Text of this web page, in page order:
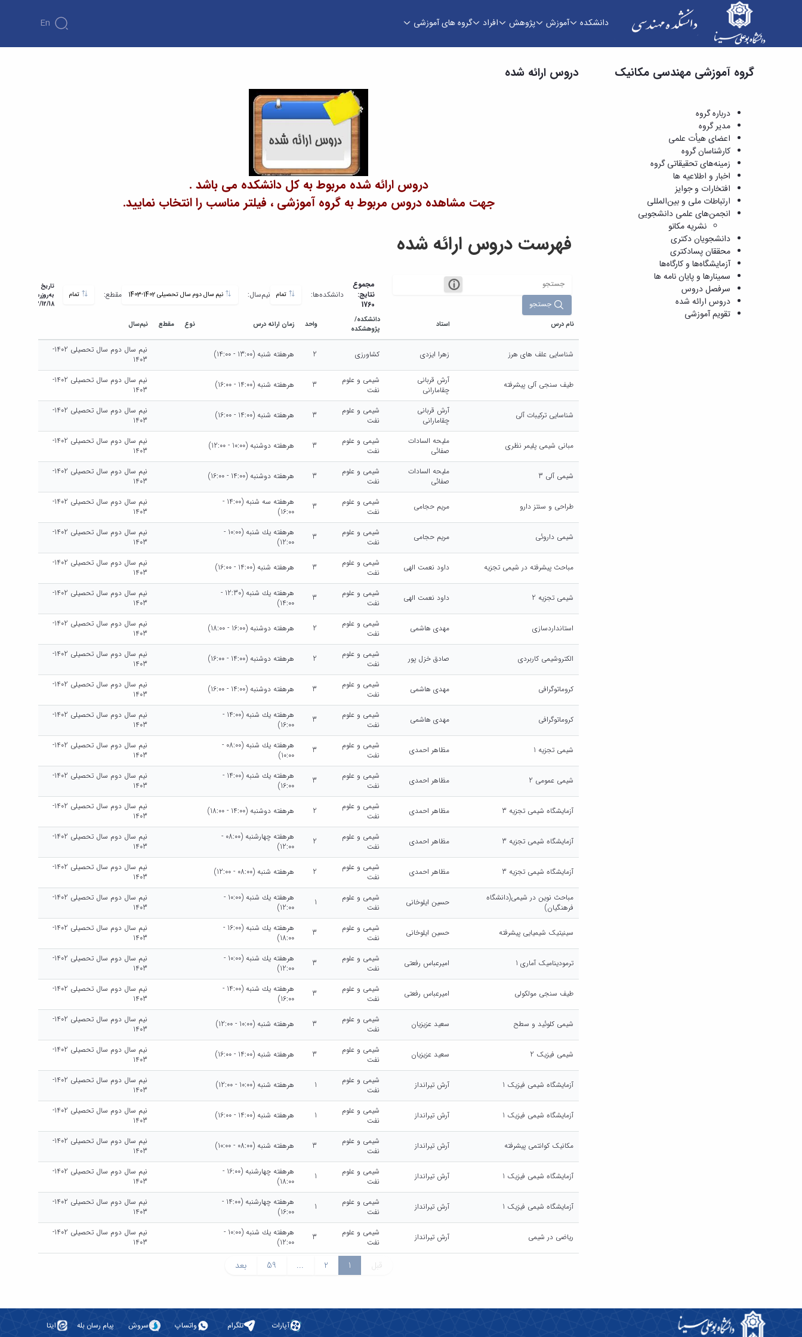
دانشکده آموزش پژوهش افراد گروه های آموزشی En
دروس ارائه شده - دانشکده فنی و مهندسی
گروه آموزشی مهندسی مکانیک
درباره گروه
مدیر گروه
اعضای هیأت علمی
کارشناسان گروه
زمینه‌های تحقیقاتی گروه
اخبار و اطلاعیه ها
افتخارات و جوایز
ارتباطات ملی و بین‌المللی
انجمن‌های علمی دانشجویی
نشریه مکانو
دانشجویان دکتری
محققان پسادکتری
آزمایشگاه‌ها و کارگاه‌ها
سمینارها و پایان نامه ها
سرفصل دروس
دروس ارائه شده
تقویم آموزشی
دروس ارائه شده
دروس ارائه شده مربوط به کل دانشکده می باشد .
جهت مشاهده دروس مربوط به گروه آموزشی ، فیلتر مناسب را انتخاب نمایید.
فهرست دروس ارائه شده
جستجو
مجموع
نتایج:
1760
دانشکده‌ها: نیم‌سال: نیم سال دوم سال تحصیلی 1402-1403 مقطع:
تاریخ
به‌روزرسانی:
1402/12/18
نام درس استاد
دانشکده/
پژوهشکده
واحد زمان ارائه درس نوع مقطع نیم‌سال
شناسایی علف های هرز زهرا ایزدی کشاورزی 2 هرهفته شنبه (13:00 - 14:00)
نیم سال دوم سال تحصیلی 1402-
1403
طیف سنجی آلی پیشرفته
آرش قربانی
چقامارانی
شیمی و علوم
نفت
3 هرهفته شنبه (14:00 - 16:00)
نیم سال دوم سال تحصیلی 1402-
1403
شناسایی ترکیبات آلی
آرش قربانی
چقامارانی
شیمی و علوم
نفت
3 هرهفته شنبه (14:00 - 16:00)
نیم سال دوم سال تحصیلی 1402-
1403
مبانی شیمی پلیمر نظری
ملیحه السادات
صفائی
شیمی و علوم
نفت
3 هرهفته دوشنبه (10:00 - 12:00)
نیم سال دوم سال تحصیلی 1402-
1403
شیمی آلی 3
ملیحه السادات
صفائی
شیمی و علوم
نفت
3 هرهفته دوشنبه (14:00 - 16:00)
نیم سال دوم سال تحصیلی 1402-
1403
طراحی و سنتز دارو مریم حجامی
شیمی و علوم
نفت
3
هرهفته سه شنبه (14:00 -
16:00)
نیم سال دوم سال تحصیلی 1402-
1403
شیمی داروئی مریم حجامی
شیمی و علوم
نفت
3
هرهفته يك شنبه (10:00 -
12:00)
نیم سال دوم سال تحصیلی 1402-
1403
مباحث پیشرفته در شیمی تجزیه داود نعمت الهی
شیمی و علوم
نفت
3 هرهفته شنبه (14:00 - 16:00)
نیم سال دوم سال تحصیلی 1402-
1403
شیمی تجزیه 2 داود نعمت الهی
شیمی و علوم
نفت
3
هرهفته يك شنبه (12:30 -
14:00)
نیم سال دوم سال تحصیلی 1402-
1403
استانداردسازی مهدی هاشمی
شیمی و علوم
نفت
2 هرهفته دوشنبه (16:00 - 18:00)
نیم سال دوم سال تحصیلی 1402-
1403
الکتروشیمی کاربردی صادق خزل پور
شیمی و علوم
نفت
2 هرهفته دوشنبه (14:00 - 16:00)
نیم سال دوم سال تحصیلی 1402-
1403
کروماتوگرافی مهدی هاشمی
شیمی و علوم
نفت
3 هرهفته دوشنبه (14:00 - 16:00)
نیم سال دوم سال تحصیلی 1402-
1403
کروماتوگرافی مهدی هاشمی
شیمی و علوم
نفت
3
هرهفته يك شنبه (14:00 -
16:00)
نیم سال دوم سال تحصیلی 1402-
1403
شیمی تجزیه 1 مظاهر احمدی
شیمی و علوم
نفت
3
هرهفته يك شنبه (08:00 -
10:00)
نیم سال دوم سال تحصیلی 1402-
1403
شیمی عمومی 2 مظاهر احمدی
شیمی و علوم
نفت
3
هرهفته يك شنبه (14:00 -
16:00)
نیم سال دوم سال تحصیلی 1402-
1403
آزمایشگاه شیمی تجزیه 3 مظاهر احمدی
شیمی و علوم
نفت
2 هرهفته دوشنبه (14:00 - 18:00)
نیم سال دوم سال تحصیلی 1402-
1403
آزمایشگاه شیمی تجزیه 3 مظاهر احمدی
شیمی و علوم
نفت
2
هرهفته چهارشنبه (08:00 -
12:00)
نیم سال دوم سال تحصیلی 1402-
1403
آزمایشگاه شیمی تجزیه 3 مظاهر احمدی
شیمی و علوم
نفت
2 هرهفته شنبه (08:00 - 12:00)
نیم سال دوم سال تحصیلی 1402-
1403
مباحث نوین در شیمی(دانشگاه
فرهنگیان)
حسین ایلوخانی
شیمی و علوم
نفت
1
هرهفته يك شنبه (10:00 -
12:00)
نیم سال دوم سال تحصیلی 1402-
1403
سینیتیک شیمیایی پیشرفته حسین ایلوخانی
شیمی و علوم
نفت
3
هرهفته يك شنبه (16:00 -
18:00)
نیم سال دوم سال تحصیلی 1402-
1403
ترمودینامیک آماری 1 امیرعباس رفعتی
شیمی و علوم
نفت
3
هرهفته يك شنبه (10:00 -
12:00)
نیم سال دوم سال تحصیلی 1402-
1403
طیف سنجی مولکولی امیرعباس رفعتی
شیمی و علوم
نفت
3
هرهفته يك شنبه (14:00 -
16:00)
نیم سال دوم سال تحصیلی 1402-
1403
شیمی کلوئید و سطح سعید عزیزیان
شیمی و علوم
نفت
3 هرهفته شنبه (10:00 - 12:00)
نیم سال دوم سال تحصیلی 1402-
1403
شیمی فیزیک 2 سعید عزیزیان
شیمی و علوم
نفت
3 هرهفته شنبه (14:00 - 16:00)
نیم سال دوم سال تحصیلی 1402-
1403
آزمایشگاه شیمی فیزیک 1 آرش تیرانداز
شیمی و علوم
نفت
1 هرهفته شنبه (10:00 - 12:00)
نیم سال دوم سال تحصیلی 1402-
1403
آزمایشگاه شیمی فیزیک 1 آرش تیرانداز
شیمی و علوم
نفت
1 هرهفته شنبه (14:00 - 16:00)
نیم سال دوم سال تحصیلی 1402-
1403
مکانیک کوانتمی پیشرفته آرش تیرانداز
شیمی و علوم
نفت
3 هرهفته شنبه (08:00 - 10:00)
نیم سال دوم سال تحصیلی 1402-
1403
آزمایشگاه شیمی فیزیک 1 آرش تیرانداز
شیمی و علوم
نفت
1
هرهفته چهارشنبه (16:00 -
18:00)
نیم سال دوم سال تحصیلی 1402-
1403
آزمایشگاه شیمی فیزیک 1 آرش تیرانداز
شیمی و علوم
نفت
1
هرهفته چهارشنبه (14:00 -
16:00)
نیم سال دوم سال تحصیلی 1402-
1403
ریاضی در شیمی آرش تیرانداز
شیمی و علوم
نفت
3
هرهفته يك شنبه (10:00 -
12:00)
نیم سال دوم سال تحصیلی 1402-
1403
قبل 1
2
...
59 بعد
آپارات تلگرام واتساپ سروش پیام رسان بله ایتا